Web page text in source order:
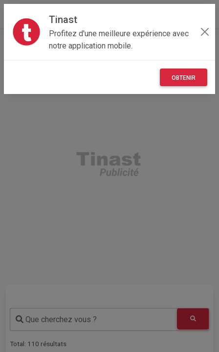
Tinast
Profitez d'une meilleure expérience avec
notre application mobile.
OBTENIR
Accueil Recherche Loisirs Hobbies
Que cherchez vous ?
Total: 110 résultats